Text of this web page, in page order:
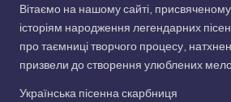
Вітаємо на нашому сайті,
історіям народження легендарних
про таємниці творчого процесу,
призвели до створення улюблених
Українська пісенна скарбниця